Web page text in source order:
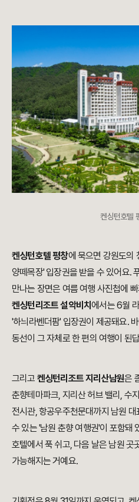
켄싱턴호텔
켄싱턴호텔 평창에 묵으면 강원도의
양떼목장' 입장권을 받을 수 있어요.
만나는 장면은 여름 여행 사진첩에
켄싱턴리조트 설악비치에서는 6월
'하늬라벤더팜' 입장권이 제공돼요.
동선이 그 자체로 한 편의 여행이 된
그리고 켄싱턴리조트 지리산남원은
춘향테마파크, 지리산 허브 밸리, 수
전시관, 항공우주천문대까지 남원
수 있는 '남원 춘향 여행권'이 포함돼
호텔에서 푹 쉬고, 다음 날은 남원 곳
가능해지는 거예요.